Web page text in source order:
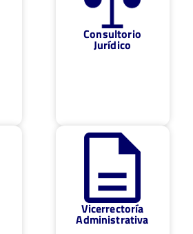
Consultorio
Jurídico
Vicerrectoría
Administrativa